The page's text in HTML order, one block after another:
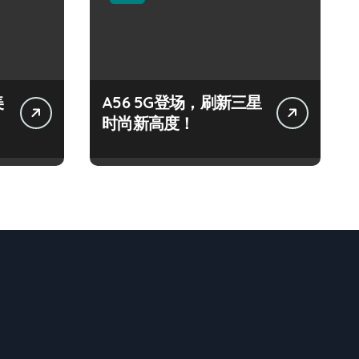
A56 5G登场，刷新三星
时尚新高度！